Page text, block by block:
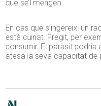
que se’l mengen.
En cas que s’ingereixi un
està cuinat. Fregit, per
consumir. El paràsit podria
atesa la seva capacitat de